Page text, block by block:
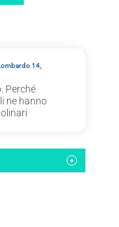
14,
Perché
ne hanno